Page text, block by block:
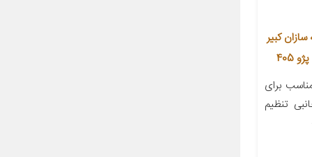
کبیر
برای
جانبی تنظیم